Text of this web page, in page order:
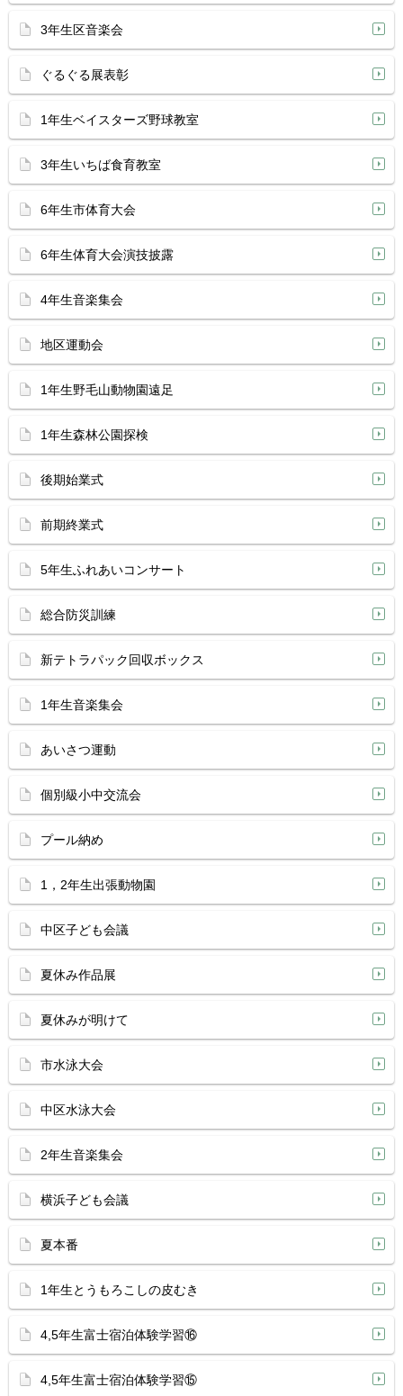
3年生区音楽会
ぐるぐる展表彰
1年生ベイスターズ野球教室
3年生いちば食育教室
6年生市体育大会
6年生体育大会演技披露
4年生音楽集会
地区運動会
1年生野毛山動物園遠足
1年生森林公園探検
後期始業式
前期終業式
5年生ふれあいコンサート
総合防災訓練
新テトラパック回収ボックス
1年生音楽集会
あいさつ運動
個別級小中交流会
プール納め
1，2年生出張動物園
中区子ども会議
夏休み作品展
夏休みが明けて
市水泳大会
中区水泳大会
2年生音楽集会
横浜子ども会議
夏本番
1年生とうもろこしの皮むき
4,5年生富士宿泊体験学習⑯
4,5年生富士宿泊体験学習⑮